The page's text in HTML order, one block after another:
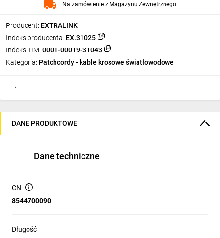
Producent: EXTRALINK
Indeks producenta: EX.31025
Indeks TIM: 0001-00019-31043
Kategoria: Patchcordy - kable krosowe światłowodowe
Na zamówienie z Magazynu Zewnętrznego
DANE PRODUKTOWE
Dane techniczne
CN
8544700090
Długość